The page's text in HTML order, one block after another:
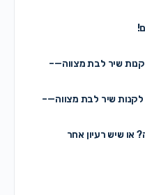
שיר לבת מצווה—–
שיר לבת מצווה—–
או שיש רעיון אחר